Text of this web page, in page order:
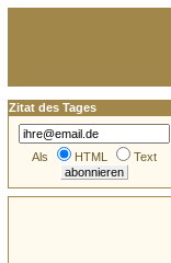
Zitat des Tages
Als HTML Text